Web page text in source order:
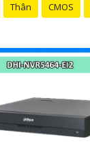
Thân CMOS